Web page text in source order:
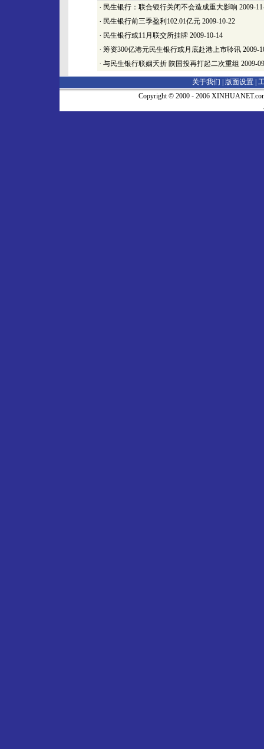
· 民生银行：联合银行关闭不会造成重大影响 2009-
· 民生银行前三季盈利102.01亿元 2009-10-22
· 民生银行或11月联交所挂牌 2009-10-14
· 筹资300亿港元民生银行或月底赴港上市聆讯 2009-
· 与民生银行联姻夭折 陕国投再打起二次重组 2009-
关于我们 | 版面设置
Copyright © 2000 - 2006